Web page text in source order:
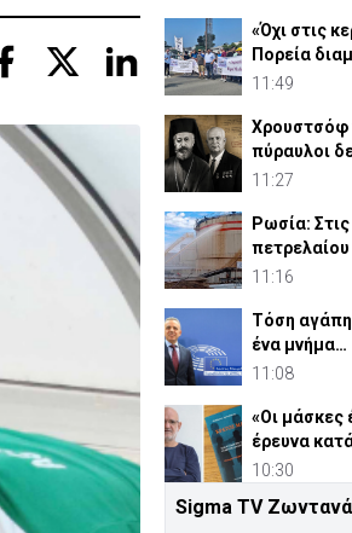
«Όχι στις
Πορεία
τις Β. Βάσεις
11:49
Χρουστσόφ
πύραυλοι
11:27
Ρωσία:
ουκρανική
11:16
Τόση
ένα μνήμα…
11:08
«Οι μάσκες
έρευνα
«Κράτος
10:30
ΦΩΤΟ:
Sigma TV